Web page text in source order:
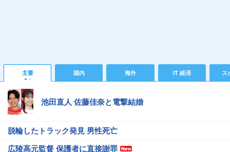
主要 国内 海外 IT 経済 ス
池田直人 佐藤佳奈と電撃結婚
脱輪したトラック発見 男性死亡
広陵高元監督 保護者に直接謝罪